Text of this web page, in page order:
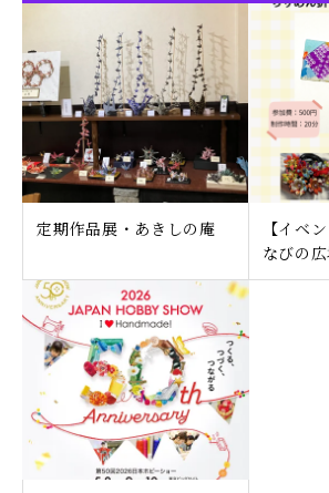
定期作品展・あきしの庵
【イベ
なびの